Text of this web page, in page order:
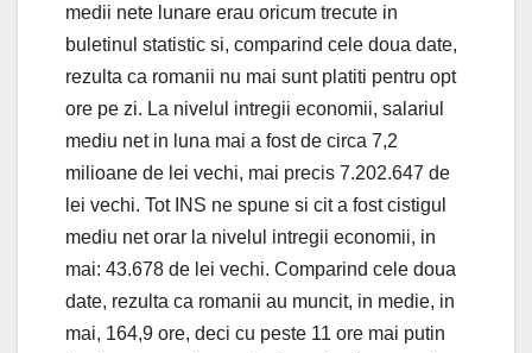
medii nete lunare erau oricum trecute in
buletinul statistic si, comparind cele doua date,
rezulta ca romanii nu mai sunt platiti pentru opt
ore pe zi. La nivelul intregii economii, salariul
mediu net in luna mai a fost de circa 7,2
milioane de lei vechi, mai precis 7.202.647 de
lei vechi. Tot INS ne spune si cit a fost cistigul
mediu net orar la nivelul intregii economii, in
mai: 43.678 de lei vechi. Comparind cele doua
date, rezulta ca romanii au muncit, in medie, in
mai, 164,9 ore, deci cu peste 11 ore mai putin